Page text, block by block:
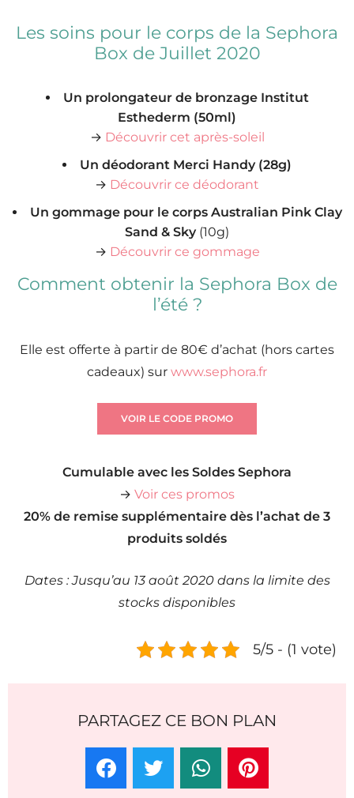
Les soins pour le corps de la Sephora
Box de Juillet 2020
Un prolongateur de bronzage Institut
Esthederm (50ml)
→ Découvrir cet après-soleil
Un déodorant Merci Handy (28g)
→ Découvrir ce déodorant
Un gommage pour le corps Australian Pink Clay
Sand & Sky(10g)
→ Découvrir ce gommage
Comment obtenir la Sephora Box de
l’été ?
Elle est offerte à partir de 80€ d’achat (hors cartes
cadeaux) sur www.sephora.fr
VOIR LE CODE PROMO
Cumulable avec les Soldes Sephora
→ Voir ces promos
20% de remise supplémentaire dès l’achat de 3
produits soldés
Dates : Jusqu’au 13 août 2020 dans la limite des
stocks disponibles
5/5 - (1 vote)
PARTAGEZ CE BON PLAN